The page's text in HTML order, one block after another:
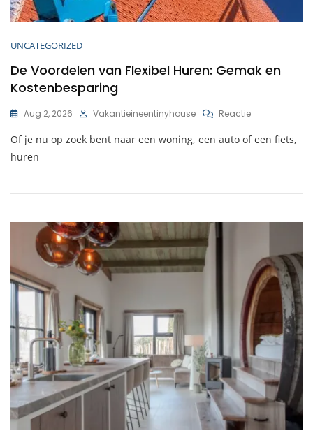
UNCATEGORIZED
De Voordelen van Flexibel Huren: Gemak en
Kostenbesparing
Aug 2, 2026 Vakantieineentinyhouse ReactieOp
Voordelen
Gemak
Of je nu op zoek bent naar een woning, een auto of een fiets,
huren